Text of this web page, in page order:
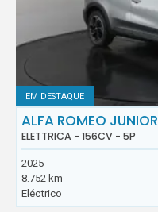
EM DESTAQUE
ALFA ROMEO JUNIOR
ELETTRICA - 156CV - 5P
2025
8.752 km
Eléctrico